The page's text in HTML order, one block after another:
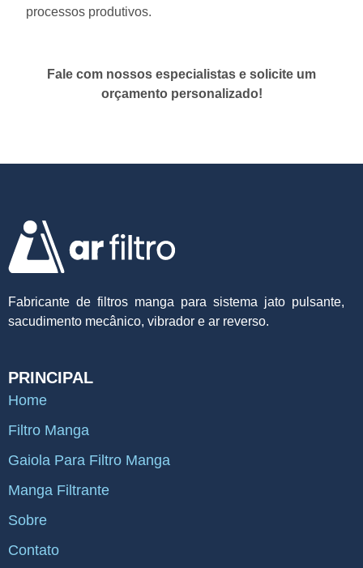
processos produtivos.
Fale com nossos especialistas e solicite um
orçamento personalizado!
Fabricante de filtros manga para sistema jato pulsante,
sacudimento mecânico, vibrador e ar reverso.
PRINCIPAL
Home
Filtro Manga
Gaiola Para Filtro Manga
Manga Filtrante
Sobre
Contato